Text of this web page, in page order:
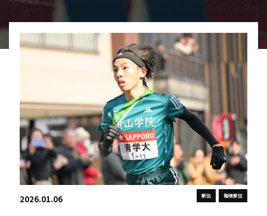
駅伝 箱根駅伝
2026.01.06